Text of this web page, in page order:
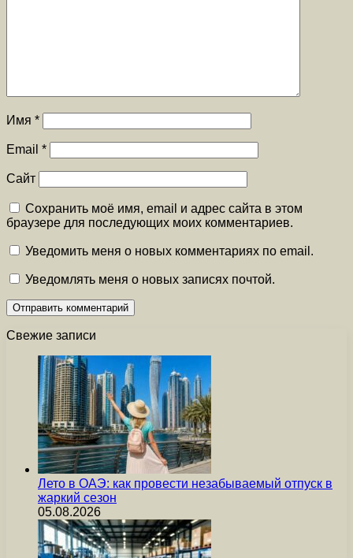
Имя *
Email *
Сайт
Сохранить моё имя, email и адрес сайта в этом
браузере для последующих моих комментариев.
Уведомить меня о новых комментариях по email.
Уведомлять меня о новых записях почтой.
Свежие записи
Лето в ОАЭ: как провести незабываемый отпуск в
жаркий сезон
05.08.2026